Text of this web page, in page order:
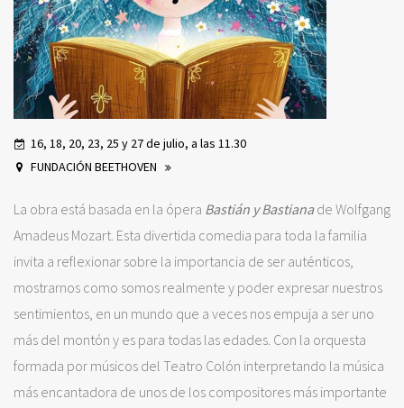
16, 18, 20, 23, 25 y 27 de julio, a las 11.30
FUNDACIÓN BEETHOVEN
La obra está basada en la ópera Bastián y Bastianade Wolfgang
Amadeus Mozart. Esta divertida comedia para toda la familia
invita a reflexionar sobre la importancia de ser auténticos,
mostrarnos como somos realmente y poder expresar nuestros
sentimientos, en un mundo que a veces nos empuja a ser uno
más del montón y es para todas las edades. Con la orquesta
formada por músicos del Teatro Colón interpretando la música
más encantadora de unos de los compositores más importante